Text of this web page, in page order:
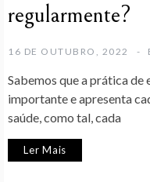
regularmente?
16 DE OUTUBRO, 2022
Sabemos que a prática de
importante e apresenta
saúde, como tal, cada
Ler Mais